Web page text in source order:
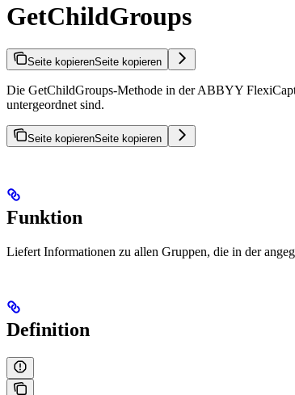
GetChildGroups
Seite kopierenSeite kopieren
Die GetChildGroups-Methode in der ABBYY
untergeordnet sind.
Seite kopierenSeite kopieren
Funktion
Liefert Informationen zu allen Gruppen, die in der
Definition